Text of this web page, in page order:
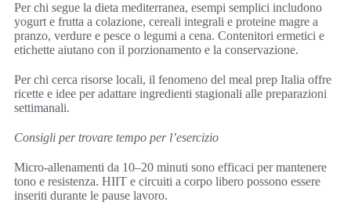
Per chi segue la dieta mediterranea, esempi semplici includono
yogurt e frutta a colazione, cereali integrali e proteine magre a
pranzo, verdure e pesce o legumi a cena. Contenitori ermetici e
etichette aiutano con il porzionamento e la conservazione.
Per chi cerca risorse locali, il fenomeno del meal prep Italia offre
ricette e idee per adattare ingredienti stagionali alle preparazioni
settimanali.
Consigli per trovare tempo per l’esercizio
Micro-allenamenti da 10–20 minuti sono efficaci per mantenere
tono e resistenza. HIIT e circuiti a corpo libero possono essere
inseriti durante le pause lavoro.